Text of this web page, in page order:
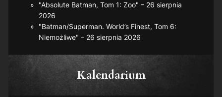
"Absolute Batman, Tom 1: Zoo" – 26 sierpnia
2026
"Batman/Superman. World’s Finest, Tom 6:
Niemożliwe" – 26 sierpnia 2026
Kalendarium